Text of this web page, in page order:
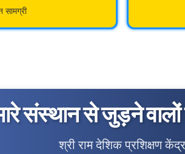
सामग्री
संस्थान से जुड़ने
श्री राम देशिक प्रशिक्षण केंद्र